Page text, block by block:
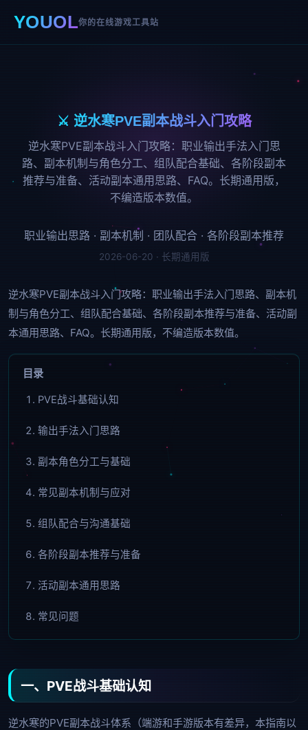
YOUOL你的在线游戏工具站
⚔️ 逆水寒PVE副本战斗入门攻略
逆水寒PVE副本战斗入门攻略：职业输出手法入门思
路、副本机制与角色分工、组队配合基础、各阶段副本
推荐与准备、活动副本通用思路、FAQ。长期通用版，
不编造版本数值。
职业输出思路 · 副本机制 · 团队配合 · 各阶段副本推荐
2026-06-20 · 长期通用版
逆水寒PVE副本战斗入门攻略：职业输出手法入门思路、副本机
制与角色分工、组队配合基础、各阶段副本推荐与准备、活动副
本通用思路、FAQ。长期通用版，不编造版本数值。
目录
PVE战斗基础认知
输出手法入门思路
副本角色分工与基础
常见副本机制与应对
组队配合与沟通基础
各阶段副本推荐与准备
活动副本通用思路
常见问题
一、PVE战斗基础认知
逆水寒的PVE副本战斗体系（端游和手游版本有差异，本指南以